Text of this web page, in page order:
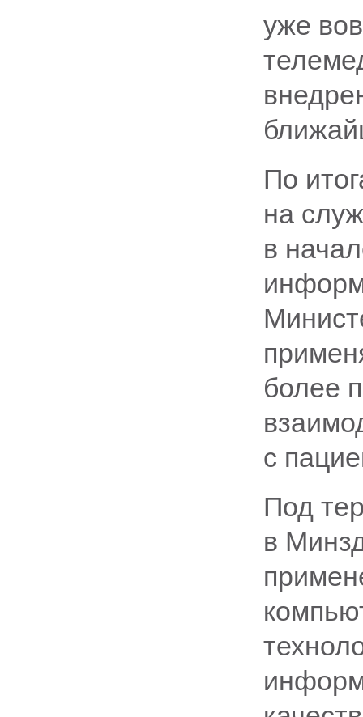
уже
По
на
в
более
с
Под
в